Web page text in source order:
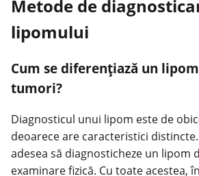
Metode de
lipomului
Cum se diferențiază un
tumori?
Diagnosticul unui lipom este de
deoarece are caracteristici
adesea să diagnosticheze un lipom
examinare fizică. Cu toate acestea,